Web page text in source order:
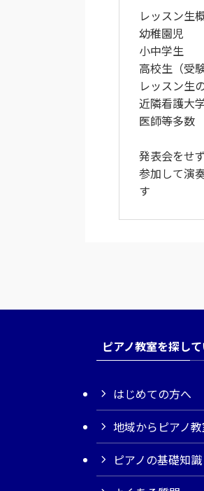
レッスン生
幼稚園児
小中学生
高校生（受験
レッスン生
近隣看護大
医師等多数
発表会をせ
参加して演
す
ピアノ教室を探し
はじめての方へ
地域からピアノ
ピアノの基礎知識